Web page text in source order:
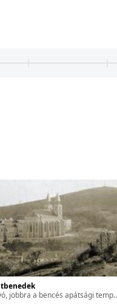
épülettömbje. A kép forrását kérjük így adja meg: Fortepan / BFL XIV.380 Karafiáth Jenő iratai / Szekfű András adománya